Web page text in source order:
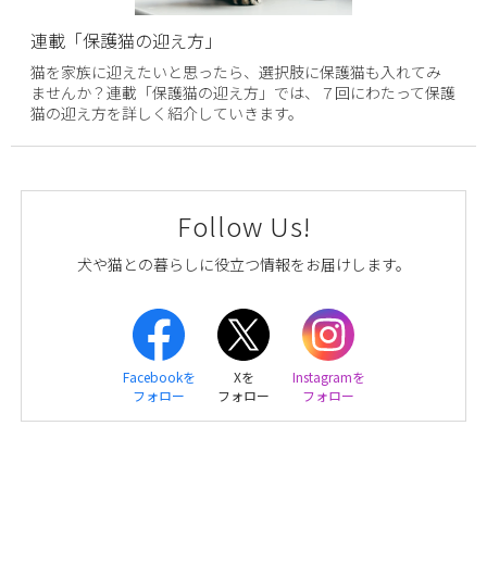
連載「保護猫の迎え方」
猫を家族に迎えたいと思ったら、選択肢に保護猫も入れてみ
ませんか？連載「保護猫の迎え方」では、７回にわたって保護
猫の迎え方を詳しく紹介していきます。
Follow Us!
犬や猫との暮らしに役立つ情報をお届けします。
Facebookを
フォロー
Xを
フォロー
Instagramを
フォロー